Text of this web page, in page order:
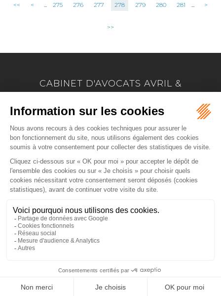
<< < 275 276 277 278 279 280 281 >
>>
CABINET D'AVOCATS AVRIL &
22042 SAINT BRIEUC
Tél :
02 96 33 60 24 Fax : 02 96 33 74 66
NOUS LOCALISER
ACCUEIL PRÉSENTATION